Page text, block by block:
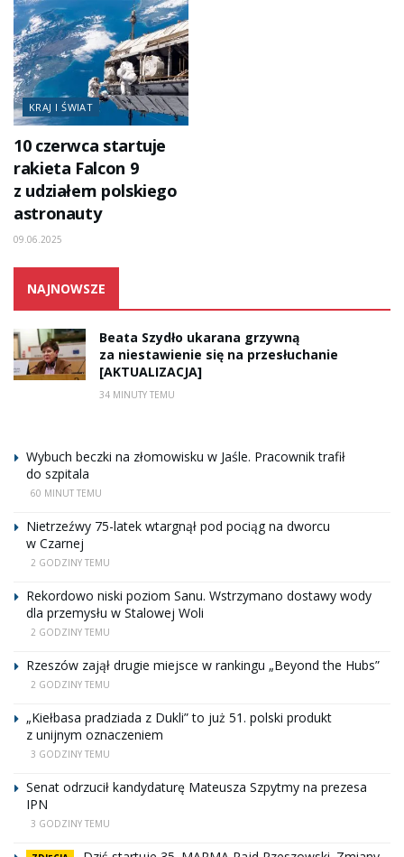
KRAJ I ŚWIAT
10 czerwca startuje
rakieta Falcon 9
z udziałem polskiego
astronauty
09.06.2025
NAJNOWSZE
Beata Szydło ukarana grzywną
za niestawienie się na przesłuchanie
[AKTUALIZACJA]
34 MINUTY TEMU
Wybuch beczki na złomowisku w Jaśle. Pracownik trafił
do szpitala
60 MINUT TEMU
Nietrzeźwy 75-latek wtargnął pod pociąg na dworcu
w Czarnej
2 GODZINY TEMU
Rekordowo niski poziom Sanu. Wstrzymano dostawy wody
dla przemysłu w Stalowej Woli
2 GODZINY TEMU
Rzeszów zajął drugie miejsce w rankingu „Beyond the Hubs”
2 GODZINY TEMU
„Kiełbasa pradziada z Dukli” to już 51. polski produkt
z unijnym oznaczeniem
3 GODZINY TEMU
Senat odrzucił kandydaturę Mateusza Szpytmy na prezesa
IPN
3 GODZINY TEMU